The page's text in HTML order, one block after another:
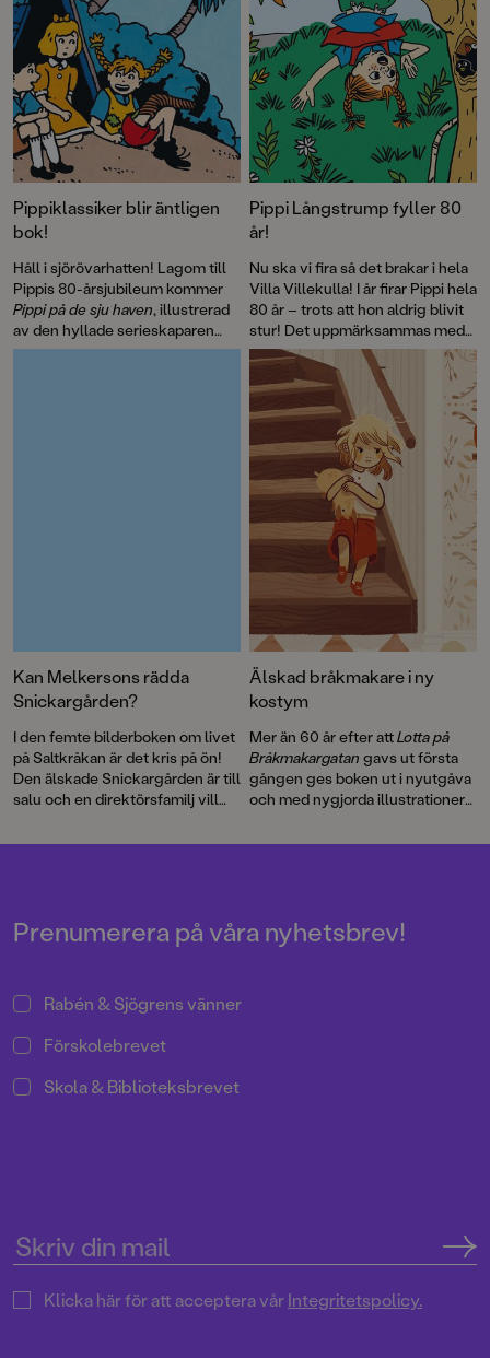
Pippiklassiker blir äntligen
bok!
Håll i sjörövarhatten! Lagom till
Pippis 80-årsjubileum kommer
Pippi på de sju haven, illustrerad
av den hyllade serieskaparen
Fabian Göranson. Astrid
Pippi Långstrump fyller 80
år!
Nu ska vi fira så det brakar i hela
Villa Villekulla! I år firar Pippi hela
80 år – trots att hon aldrig blivit
stur! Det uppmärksammas med
flera böcker, däribland David
Känner du Astrid
Lindgrenoch en
genomillustrerad version av
Pippi på de sju haven.
Kan Melkersons rädda
Snickargården?
I den femte bilderboken om livet
på Saltkråkan är det kris på ön!
Den älskade Snickargården är till
salu och en direktörsfamilj vill
bygga en bungalow …
berättelse.
Älskad bråkmakare i ny
kostym
Mer än 60 år efter attLotta på
Bråkmakargatan gavs ut första
gången ges boken ut i nyutgåva
och med nygjorda illustrationer
Prenumerera på våra nyhetsbrev!
Rabén & Sjögrens vänner
Förskolebrevet
Skola & Biblioteksbrevet
Klicka här för att acceptera vårIntegritetspolicy.